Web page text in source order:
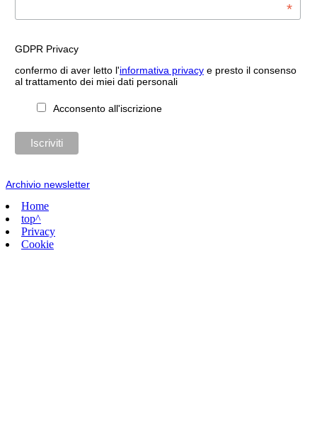
*
GDPR Privacy
confermo di aver letto l'informativa privacye presto il consenso
al trattamento dei miei dati personali
Acconsento all'iscrizione
Archivio newsletter
Home
top^
Privacy
Cookie